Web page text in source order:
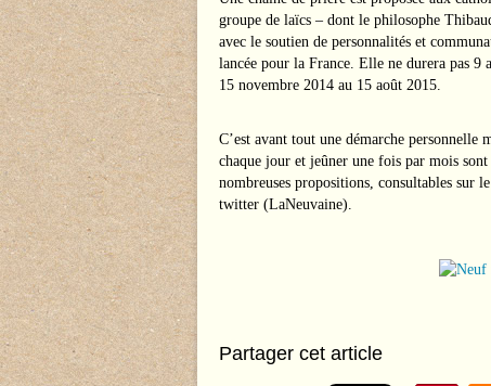
groupe de laïcs – dont le philosophe
avec le soutien de personnalités et
lancée pour la France. Elle ne durera pas 9
15 novembre 2014 au 15 août 2015.
C’est avant tout une démarche
chaque jour et jeûner une fois par mois sont
nombreuses propositions, consultables sur
twitter (LaNeuvaine).
Partager cet article